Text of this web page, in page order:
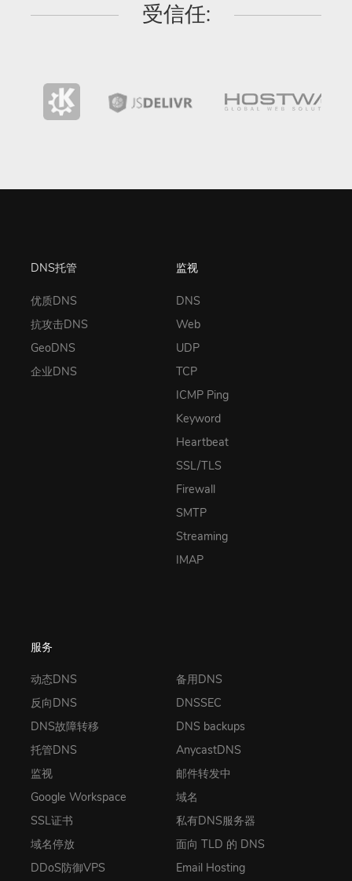
受信任:
DNS托管
优质DNS
抗攻击DNS
GeoDNS
企业DNS
监视
DNS
Web
UDP
TCP
ICMP Ping
Keyword
Heartbeat
SSL/TLS
Firewall
SMTP
Streaming
IMAP
服务
动态DNS
反向DNS
DNS故障转移
托管DNS
监视
Google Workspace
SSL证书
域名停放
DDoS防御VPS
备用DNS
DNSSEC
DNS backups
AnycastDNS
邮件转发中
域名
私有DNS服务器
面向 TLD 的 DNS
Email Hosting